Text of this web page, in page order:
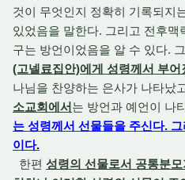
것이 무엇인지 정확히 기록되지
있었음을 말한다. 그리고 전후
구는 방언이었음을 알 수 있다.
(고넬료집안)에게 성령께서 부어
나님을 찬양하는 은사가 나타났
소교회에서는 방언과 예언이 나
는 성령께서 선물들을 주신다.
이다.
한편 성령의 선물로서 공통분